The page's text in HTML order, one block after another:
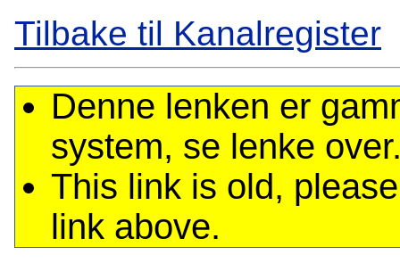
Tilbake til Kanalregister
Denne lenken er
system, se lenke
This link is old,
link above.